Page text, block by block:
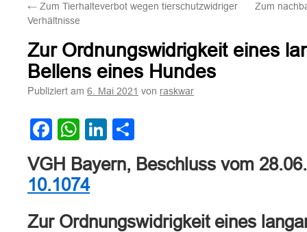
springen
← Zum Tierhalteverbot wegen tierschutzwidriger
Verhältnisse
Zum
Zur Ordnungswidrigkeit eines
Bellens eines Hundes
Publiziert am 6. Mai 2021 von raskwar
Facebook
WhatsApp
LinkedIn
VGH Bayern, Beschluss vom
10.1074
Zur Ordnungswidrigkeit eines